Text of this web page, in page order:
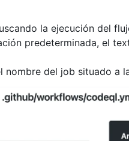
la ejecución del
predeterminada, el
nombre del job situado a